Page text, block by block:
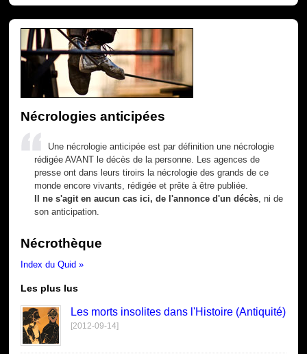
Nécrologies anticipées
Une nécrologie anticipée est par définition une nécrologie
rédigée AVANT le décès de la personne. Les agences de
presse ont dans leurs tiroirs la nécrologie des grands de ce
monde encore vivants, rédigée et prête à être publiée.
Il ne s'agit en aucun cas ici, de l'annonce d'un décès , ni de
son anticipation.
Nécrothèque
Index du Quid »
Les plus lus
Les morts insolites dans l'Histoire (Antiquité)
[2012-09-14]